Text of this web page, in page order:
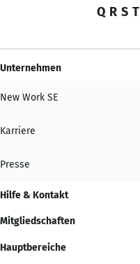
Q R S T
Unternehmen
New Work SE
Karriere
Presse
Hilfe & Kontakt
Mitgliedschaften
Hauptbereiche